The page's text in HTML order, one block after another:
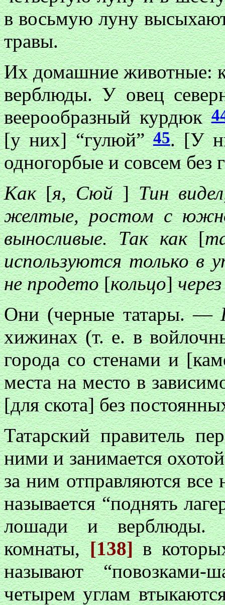
в восьмую луну
травы.
Их домашние животные:
верблюды. У овец
веерообразный курдюк
[у них] “гулюй”45. [У
одногорбые и совсем без
Как[я, Сюй]Тин
желтые, ростом с
выносливые. Так как[
используются только в
не продето[кольцо]
Они (черные татары. —
хижинах (т. е. в
города со стенами и
места на место в
[для скота] без
Татарский правитель
ними и занимается
за ним отправляются
называется “поднять
лошади и верблюды.
комнаты,[138]в
называют “повозками-
четырем углам